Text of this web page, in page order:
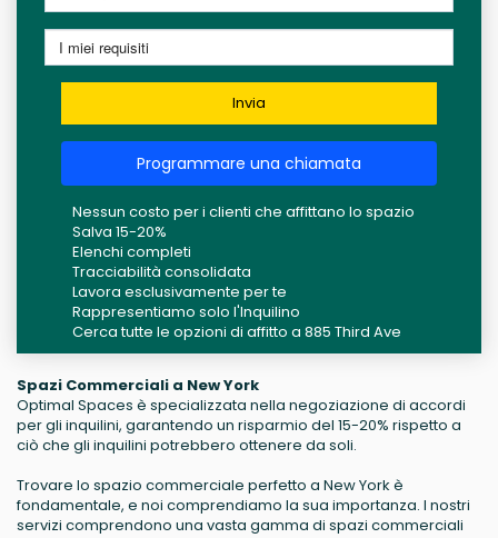
Invia
Programmare una chiamata
Nessun costo per i clienti che affittano lo spazio
Salva 15-20%
Elenchi completi
Tracciabilità consolidata
Lavora esclusivamente per te
Rappresentiamo solo l'Inquilino
Cerca tutte le opzioni di affitto a 885 Third Ave
Spazi Commerciali a New York
Optimal Spaces è specializzata nella negoziazione di accordi
per gli inquilini, garantendo un risparmio del 15-20% rispetto a
ciò che gli inquilini potrebbero ottenere da soli.
Trovare lo spazio commerciale perfetto a New York è
fondamentale, e noi comprendiamo la sua importanza. I nostri
servizi comprendono una vasta gamma di spazi commerciali